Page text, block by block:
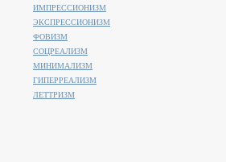
ИМПРЕССИОНИЗМ
ЭКСПРЕССИОНИЗМ
ФОВИЗМ
СОЦРЕАЛИЗМ
МИНИМАЛИЗМ
ГИПЕРРЕАЛИЗМ
ЛЕТТРИЗМ